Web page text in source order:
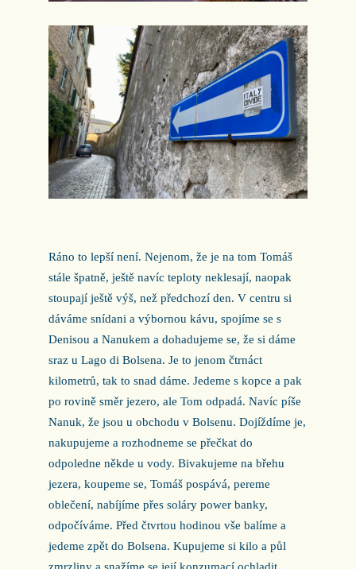
Ráno to lepší není. Nejenom, že je na tom Tomáš
stále špatně, ještě navíc teploty neklesají, naopak
stoupají ještě výš, než předchozí den. V centru si
dáváme snídani a výbornou kávu, spojíme se s
Denisou a Nanukem a dohadujeme se, že si dáme
sraz u Lago di Bolsena. Je to jenom čtrnáct
kilometrů, tak to snad dáme. Jedeme s kopce a pak
po rovině směr jezero, ale Tom odpadá. Navíc píše
Nanuk, že jsou u obchodu v Bolsenu. Dojíždíme je,
nakupujeme a rozhodneme se přečkat do
odpoledne někde u vody. Bivakujeme na břehu
jezera, koupeme se, Tomáš pospává, pereme
oblečení, nabíjíme přes soláry power banky,
odpočíváme. Před čtvrtou hodinou vše balíme a
jedeme zpět do Bolsena. Kupujeme si kilo a půl
zmrzliny a snažíme se její konzumací ochladit.